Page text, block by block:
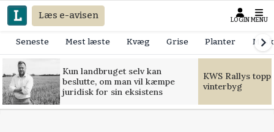
Læs e-avisen LOGIN MENU
Seneste Mest læste Kvæg Grise Planter
Kun landbruget selv kan
beslutte, om man vil kæmpe
juridisk for sin eksistens
KWS Rallys
vinterbyg